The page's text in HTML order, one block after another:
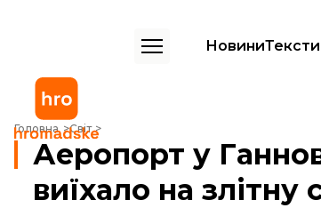
НовиниТексти
Головна Світ
Аеропорт у Ганновері закрили через авто, яке виїхало
Аеропорт у
виїхало на злітну